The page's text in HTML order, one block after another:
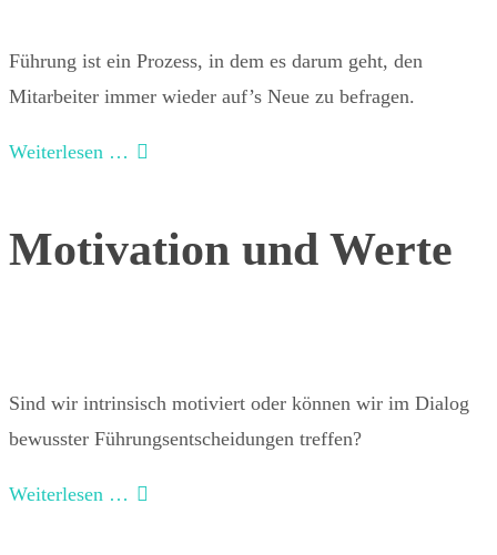
Führung ist ein Prozess, in dem es darum geht, den
Mitarbeiter immer wieder auf’s Neue zu befragen.
Weiterlesen …
Motivation und Werte
Sind wir intrinsisch motiviert oder können wir im Dialog
bewusster Führungsentscheidungen treffen?
Weiterlesen …